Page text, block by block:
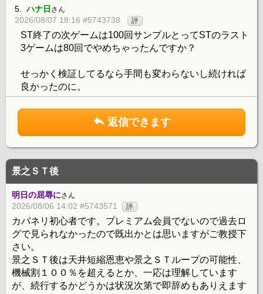
5.ハナ日 さん
2026/08/07 18:16 #5743738 評
ST終了の次ゲームは100回サンプルとってSTのラスト
3ゲームは80回でやめちゃったんですか？
せっかく検証してるなら手間も変わらないし続ければ
良かったのに。
返信できます
景之ＳＴ後
明日の屈辱にさん
2026/08/06 14:02 #5743571 評
カバネリ初心者です。プレミアム会員でないので過去ロ
グで見られなかったので既出かとは思いますがご教授下
さい。
景之ＳＴ後は天井短縮恩恵や景之ＳＴループの可能性、
機械割１００％を超えるとか、一応は理解しています
が、続行するかどうかは状況次第で即辞めもありえます